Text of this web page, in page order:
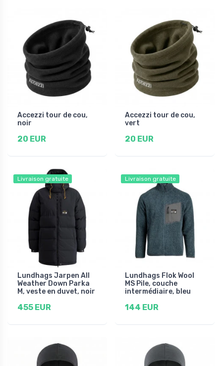
Accezzi tour de cou,
noir
20 EUR
Accezzi tour de cou,
vert
20 EUR
Livraison gratuite
Lundhags Jarpen All
Weather Down Parka
M, veste en duvet, noir
455 EUR
Livraison gratuite
Lundhags Flok Wool
MS Pile, couche
intermédiaire, bleu
144 EUR